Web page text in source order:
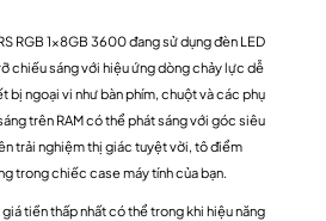
RGB 1x8GB 3600 đang sử dụng đèn LED
chiếu sáng với hiệu ứng dòng chảy lực dễ
bị ngoại vi như bàn phím, chuột và các phụ
trên RAM có thể phát sáng với góc siêu
trải nghiệm thị giác tuyệt vời, tô điểm
trong chiếc case máy tính của bạn.
tiền thấp nhất có thể trong khi hiệu năng